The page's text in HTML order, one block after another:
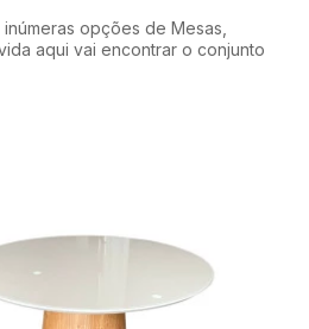
opções de Mesas,
aqui vai encontrar o conjunto